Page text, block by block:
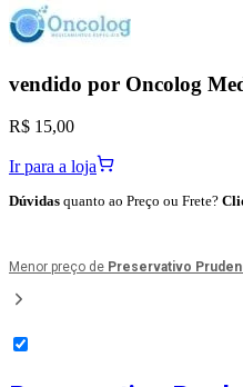
vendido por Oncolog
R$ 15,00
Ir para a loja
Dúvidas quanto ao Preço ou Frete?
Menor preço de Preservativo